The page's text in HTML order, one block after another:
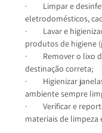
·         Limpar e
eletrodomésticos,
·         Lavar e
produtos de higiene
·         Remover o
destinação correta;
·         Higienizar
ambiente sempre
·         Verificar e
materiais de limpeza